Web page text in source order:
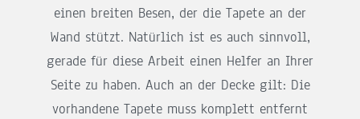
einen breiten Besen, der die Tapete an der
Wand stützt. Natürlich ist es auch sinnvoll,
gerade für diese Arbeit einen Helfer an Ihrer
Seite zu haben. Auch an der Decke gilt: Die
vorhandene Tapete muss komplett entfernt